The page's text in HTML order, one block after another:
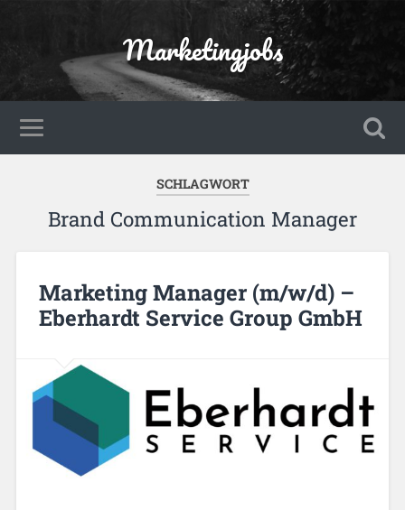
Marketingjobs
SCHLAGWORT
Brand Communication Manager
Marketing Manager (m/w/d) –
Eberhardt Service Group GmbH